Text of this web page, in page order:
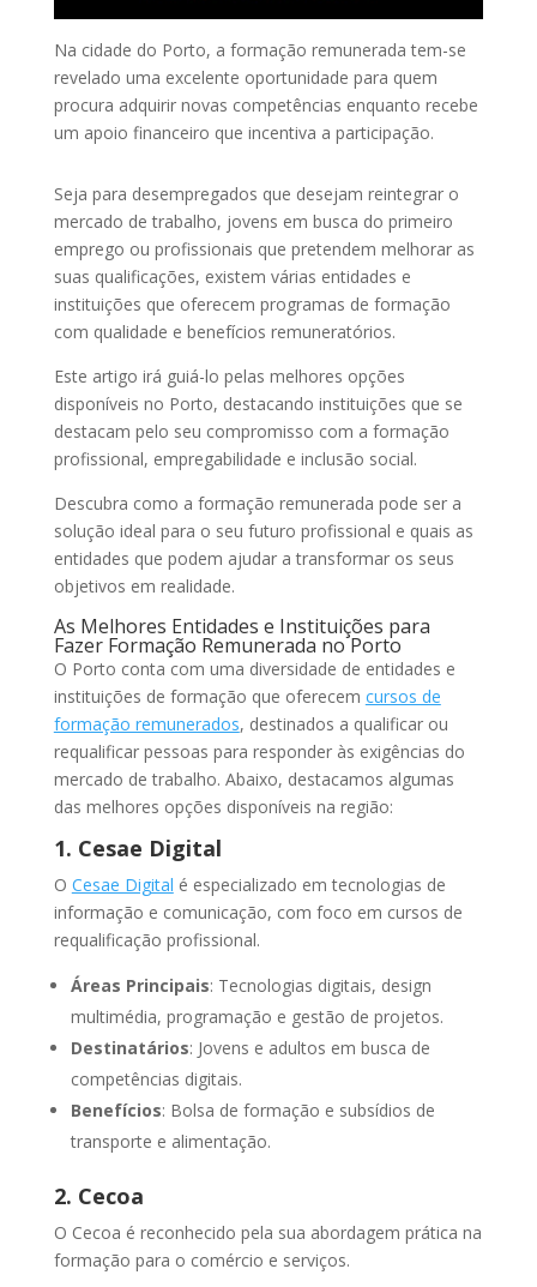
Na cidade do Porto, a formação remunerada tem-se
revelado uma excelente oportunidade para quem
procura adquirir novas competências enquanto recebe
um apoio financeiro que incentiva a participação.
Seja para desempregados que desejam reintegrar o
mercado de trabalho, jovens em busca do primeiro
emprego ou profissionais que pretendem melhorar as
suas qualificações, existem várias entidades e
instituições que oferecem programas de formação
com qualidade e benefícios remuneratórios.
Este artigo irá guiá-lo pelas melhores opções
disponíveis no Porto, destacando instituições que se
destacam pelo seu compromisso com a formação
profissional, empregabilidade e inclusão social.
Descubra como a formação remunerada pode ser a
solução ideal para o seu futuro profissional e quais as
entidades que podem ajudar a transformar os seus
objetivos em realidade.
As Melhores Entidades e Instituições para
Fazer Formação Remunerada no Porto
O Porto conta com uma diversidade de entidades e
instituições de formação que oferecem cursos de
formação remunerados, destinados a qualificar ou
requalificar pessoas para responder às exigências do
mercado de trabalho. Abaixo, destacamos algumas
das melhores opções disponíveis na região:
1. Cesae Digital
O Cesae Digital é especializado em tecnologias de
informação e comunicação, com foco em cursos de
requalificação profissional.
Áreas Principais: Tecnologias digitais, design
multimédia, programação e gestão de projetos.
Destinatários: Jovens e adultos em busca de
competências digitais.
Benefícios: Bolsa de formação e subsídios de
transporte e alimentação.
2. Cecoa
O Cecoa é reconhecido pela sua abordagem prática na
formação para o comércio e serviços.